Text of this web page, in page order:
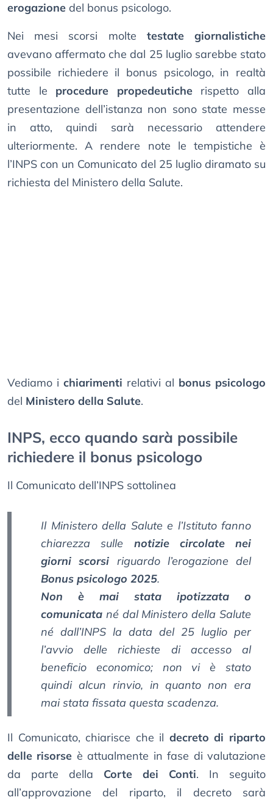
erogazione del bonus psicologo.
Nei mesi scorsi molte testate giornalistiche
avevano affermato che dal 25 luglio sarebbe stato
possibile richiedere il bonus psicologo, in realtà
tutte le procedure propedeuticherispetto alla
presentazione dell’istanza non sono state messe
in atto, quindi sarà necessario attendere
ulteriormente. A rendere note le tempistiche è
l’INPS con un Comunicato del 25 luglio diramato su
richiesta del Ministero della Salute.
Vediamo i chiarimenti relativi al bonus psicologo
del Ministero della Salute.
INPS, ecco quando sarà possibile
richiedere il bonus psicologo
Il Comunicato dell’INPS sottolinea
Il Ministero della Salute e l’Istituto fanno
chiarezza sulle notizie circolate nei
giorni scorsi riguardo l’erogazione del
Bonus psicologo 2025.
Non è mai stata ipotizzata o
comunicata né dal Ministero della Salute
né dall’INPS la data del 25 luglio per
l’avvio delle richieste di accesso al
beneficio economico; non vi è stato
quindi alcun rinvio, in quanto non era
mai stata fissata questa scadenza.
Il Comunicato, chiarisce che il decreto di riparto
delle risorse è attualmente in fase di valutazione
da parte della Corte dei Conti. In seguito
all’approvazione del riparto, il decreto sarà